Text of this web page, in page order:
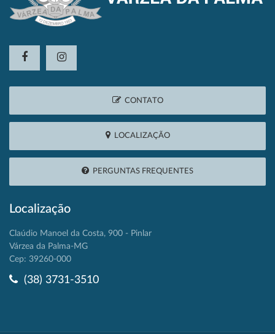
CONTATO
LOCALIZAÇÃO
PERGUNTAS FREQUENTES
Localização
Claúdio Manoel da Costa, 900 - Pinlar
Várzea da Palma-MG
Cep: 39260-000
(38) 3731-3510